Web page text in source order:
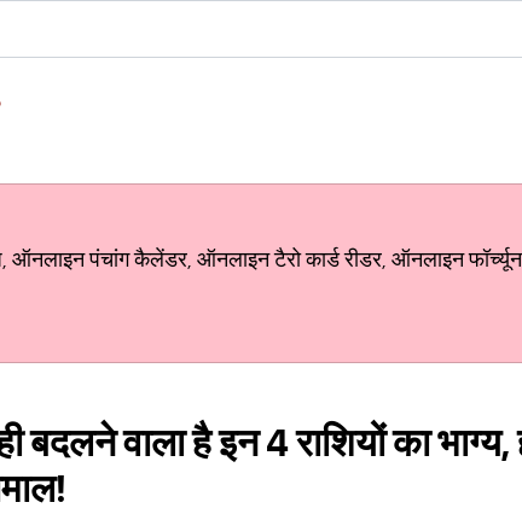
पंचांग कैलेंडर, ऑनलाइन टैरो कार्ड रीडर, ऑनलाइन
बदलने वाला है इन 4 राशियों का